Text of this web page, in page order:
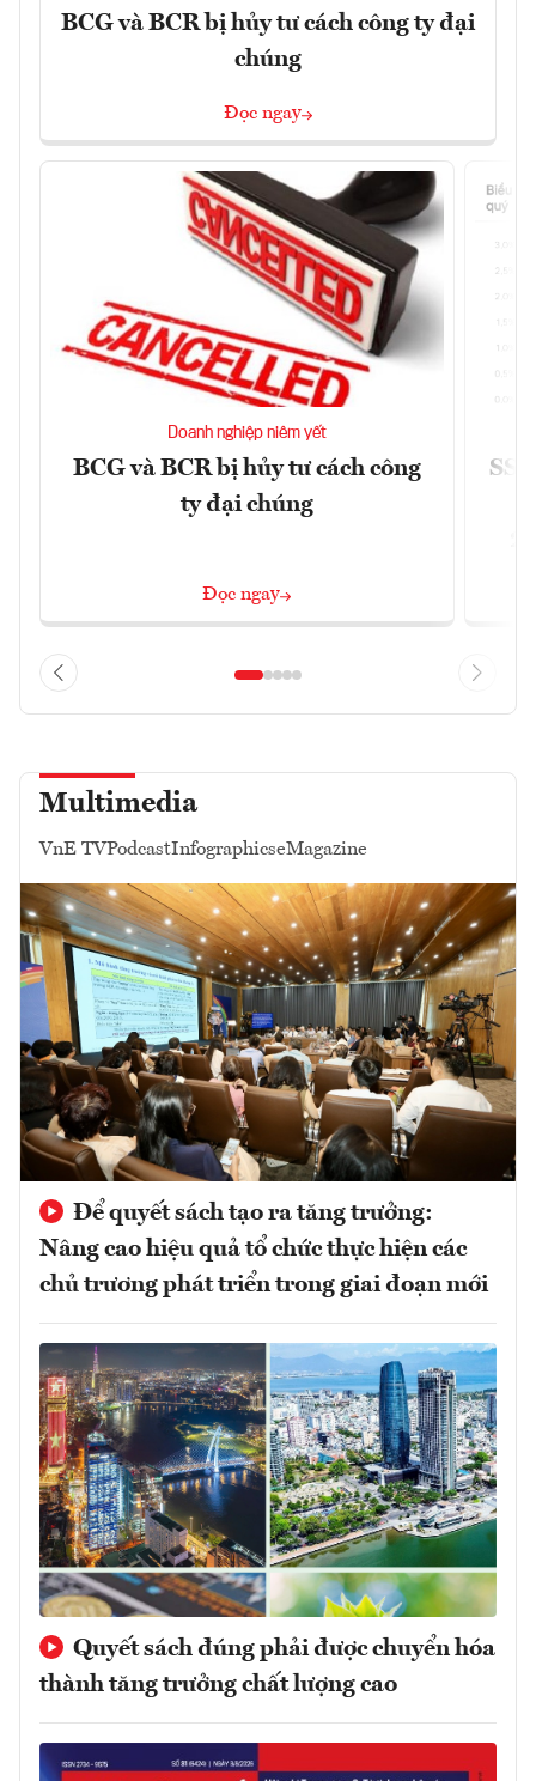
BCG và BCR bị hủy tư cách công ty đại
chúng
Đọc ngay
Doanh nghiệp niêm yết
BCG và BCR bị hủy tư cách công
ty đại chúng
Đọc ngay
SSI
Multimedia
VnE TVPodcastInfographicseMagazine
Để quyết sách tạo ra tăng trưởng:
Nâng cao hiệu quả tổ chức thực hiện các
chủ trương phát triển trong giai đoạn mới
Quyết sách đúng phải được chuyển hóa
thành tăng trưởng chất lượng cao